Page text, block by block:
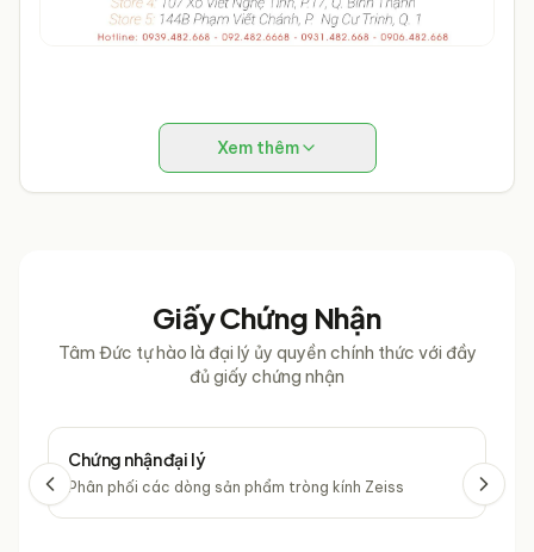
Xem thêm
Giấy Chứng Nhận
Tâm Đức tự hào là đại lý ủy quyền chính thức với đầy
đủ giấy chứng nhận
Chứng nhận đại lý
Phân phối các dòng sản phẩm tròng kính Zeiss